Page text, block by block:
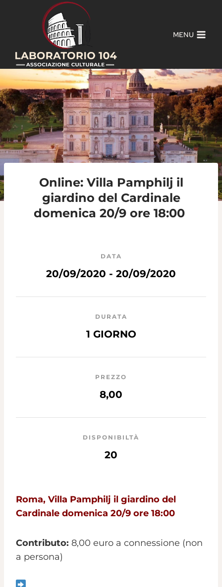
contenuto
MENU
Online: Villa Pamphilj il
giardino del Cardinale
domenica 20/9 ore 18:00
DATA
20/09/2020 - 20/09/2020
DURATA
1 GIORNO
PREZZO
8,00
DISPONIBILTÀ
20
Roma, Villa Pamphilj il giardino del
Cardinale domenica 20/9 ore 18:00
Contributo: 8,00 euro a connessione (non
a persona)